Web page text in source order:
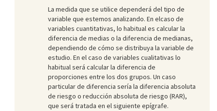
La medida que se utilice dependerá del tipo de
variable que estemos analizando. En elcaso de
variables cuantitativas, lo habitual es calcular la
diferencia de medias o la diferencia de medianas,
dependiendo de cómo se distribuya la variable de
estudio. En el caso de variables cualitativas lo
habitual será calcular la diferencia de
proporciones entre los dos grupos. Un caso
particular de diferencia sería la diferencia absoluta
de riesgo o reducción absoluta de riesgo (RAR),
que será tratada en el siguiente epígrafe.